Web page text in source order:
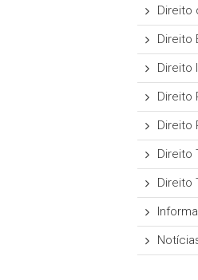
Direito
Direito
Direito
Direito
Direito
Direito
Direito